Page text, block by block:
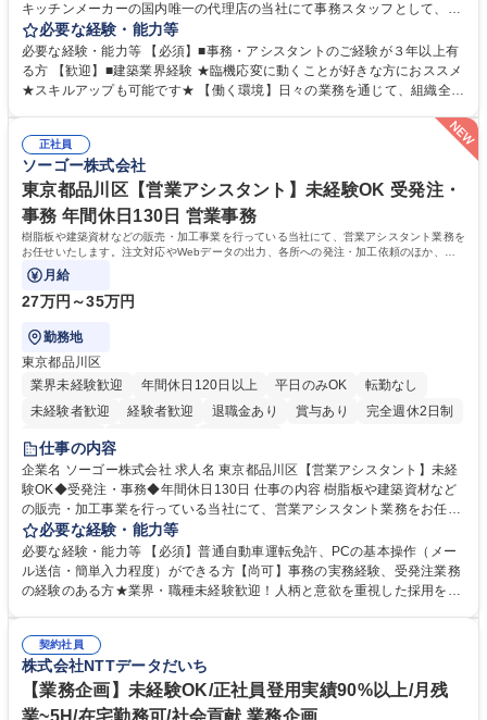
キッチンメーカーの国内唯一の代理店の当社にて事務スタッフとして、部
署内の事務業務全般をお任せいたします。 裁量を持って働いていただける
ため、スキルアップも可能です。 【部署内の事務業務全般】 ■サンプルの
仕分け・整理 ■電話応対 ■書類作成（会議資料、お客様宛請求書、支払書
類を取りまとめて経理へ提出等） ■ショールームアテンド・運営・予約業
インテリア事務（部署内アシスタント）】■安定企業で働く
必要な経験・能力等
必要な経験・能力等 【必須】■事務・アシスタントのご経験が３年以上有
る方 【歓迎】■建築業界経験 ★臨機応変に動くことが好きな方におススメ
★スキルアップも可能です★ 【働く環境】日々の業務を通じて、組織全体
ンスキルや問題解決能力が磨かれ、キャリアアップのチャンスも豊富。チ
ームとの協力や新しいアイデアを活かす場もあり、やりがいを感じながら
働けます。 【歓迎】 ■インテリアの業界のご経験が有る方■PCの作業に慣
れている方 学歴・資格 学歴：大学院 大学 高専 短大 専修学校 語学力： 資
格：
正社員
ソーゴー株式会社
東京都品川区【営業アシスタント】未経験OK 受発注・
事務 年間休日130日 営業事務
樹脂板や建築資材などの販売・加工事業を行っている当社にて、営業アシスタント業務を
お任せいたします。注文対応やWebデータの出力、各所への発注・加工依頼のほか、電
話・メール対応等の事務業務を担当します。
月給
27万円～35万円
勤務地
東京都品川区
業界未経験歓迎
年間休日120日以上 平日のみOK
転勤なし
未経験者歓迎
経験者歓迎 退職金あり 賞与あり
完全週休2日制
交通費支給
仕事の内容
企業名 ソーゴー株式会社 求人名 東京都品川区【営業アシスタント】未経
験OK◆受発注・事務◆年間休日130日 仕事の内容 樹脂板や建築資材など
の販売・加工事業を行っている当社にて、営業アシスタント業務をお任せ
いたします。注文対応やWebデータの出力、各所への発注・加工依頼のほ
か、電話・メール対応等の事務業務を担当します。 ■受注・発注業務：FA
Xによる注文対応、Web発注データのプリントアウト、各仕入先・協力会
社への発注および加工依頼等 ■納品書・請求書の作成および発送手配 ■商
当社の指定する業務 募集職種 東京都品川区【営業アシスタント】未経験O
K◆受発注・事務◆年間休日130日
必要な経験・能力等
必要な経験・能力等 【必須】普通自動車運転免許、PCの基本操作（メー
ル送信・簡単入力程度）ができる方【尚可】事務の実務経験、受発注業務
の経験のある方★業界・職種未経験歓迎！人柄と意欲を重視した採用を行
変化に臨機応変かつ柔軟に対応できる方、約束を守り正確に作業を進めら
れる方を求めています。高度なPCスキルや関数知識は一切不要です。丁
寧な指導体制が整っているため、安心してお仕事をスタートしていただけ
ます。 学歴・資格 学歴：大学院 大学 高専 短大 専修学校 高校 語学力：
契約社員
株式会社NTTデータだいち
【業務企画】未経験OK/正社員登用実績90%以上/月残
業~5H/在宅勤務可/社会貢献 業務企画